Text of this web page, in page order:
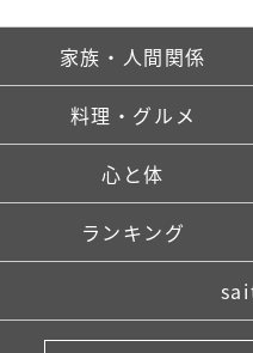
家族・人間関係
料理・グルメ
心と体
ランキング